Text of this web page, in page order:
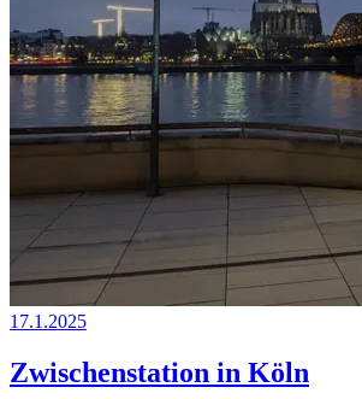
17.1.2025
Zwischenstation in Köln